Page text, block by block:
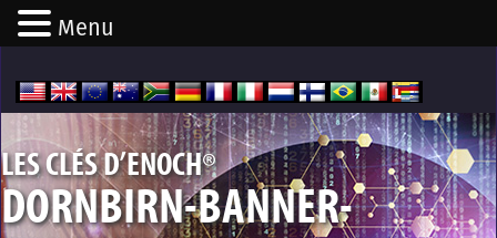
LES CLÉS D’ENOCH®
DORNBIRN-BANNER-
Menu